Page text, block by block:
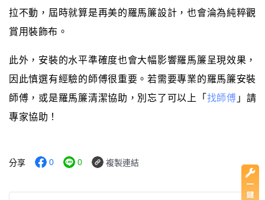
拉不動，屆時就算是再美的羅馬簾設計，也會淪為純粹觀
賞用裝飾布。
此外，安裝的水平準確度也會大幅影響羅馬簾呈現效果，
因此慎選有經驗的師傅很重要。若需要專業的羅馬簾安裝
師傅，或是羅馬簾清潔協助，別忘了可以上「 找師傅 」請
專家協助！
分享 0 0 複製連結